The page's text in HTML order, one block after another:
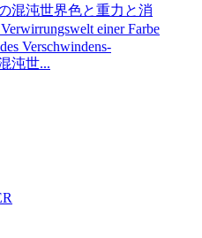
沌世...